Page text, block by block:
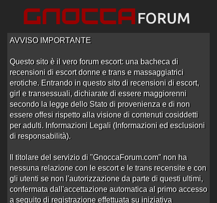
Home /Reggio Emilia / Locali Trasgressivi
Recensioni locali trasgressivi
Ordine: Ultima Risposta
Lap dance Figo!!!
Aperto damarchesealle 15:19 del 24/07/15
AVVISO IMPORTANTE
Questo sito è il vero forum escort: una bacheca di
recensioni di escort donne e trans e massaggiatrici
erotiche. Entrando in questo sito di recensioni di escort,
girl e transessuali, dichiarate di essere maggiorenni
secondo la legge dello Stato di provenienza e di non
essere offesi rispetto alla visione di contenuti cosiddetti
per adulti. Informazioni Legali (Informazioni ed esclusioni
di responsabilità).
Il titolare del servizio di "GnoccaForum.com" non ha
nessuna relazione con le escort e le trans recensite e con
gli utenti se non l'autorizzazione da parte di questi ultimi,
confermata dall'accettazione automatica al primo accesso
a seguito di registrazione effettuata su iniziativa